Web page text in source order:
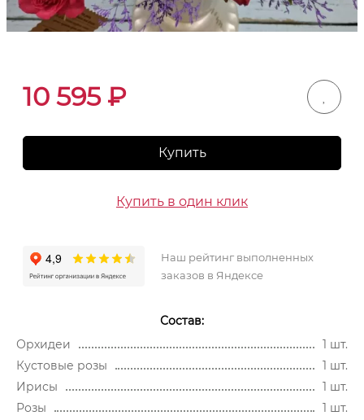
10 595₽
Купить
Купить в один клик
Наш рейтинг выполненных
заказов в Яндексе
Состав:
Орхидеи
1 шт.
Кустовые розы
1 шт.
Ирисы
1 шт.
Розы
1 шт.